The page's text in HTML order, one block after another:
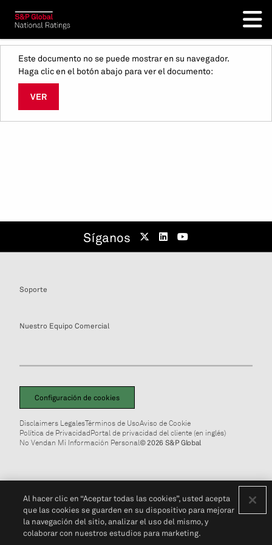
Este documento no se puede mostrar en su navegador.
Haga clic en el botón abajo para ver el documento:
VER
Síganos
Soporte
Nuestro Equipo Comercial
Configuración de cookies
Disclaimers LegalesTérminos de UsoAviso de Cookie
Política de PrivacidadPortal de privacidad del cliente (en inglés)
No Vendan Mi Información Personal© 2026 S&P Global
Al hacer clic en “Aceptar todas las cookies”, usted acepta
que las cookies se guarden en su dispositivo para mejorar
la navegación del sitio, analizar el uso del mismo, y
colaborar con nuestros estudios para marketing.